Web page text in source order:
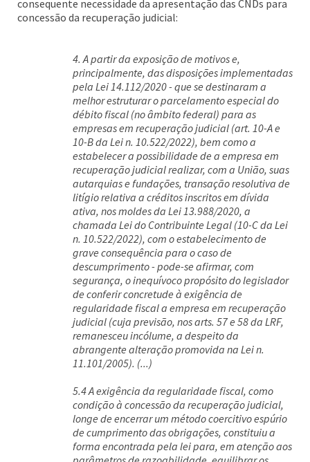
consequente necessidade da apresentação das CNDs para
concessão da recuperação judicial:
4. A partir da exposição de motivos e,
principalmente, das disposições implementadas
pela Lei 14.112/2020 - que se destinaram a
melhor estruturar o parcelamento especial do
débito fiscal (no âmbito federal) para as
empresas em recuperação judicial (art. 10-A e
10-B da Lei n. 10.522/2022), bem como a
estabelecer a possibilidade de a empresa em
recuperação judicial realizar, com a União, suas
autarquias e fundações, transação resolutiva de
litígio relativa a créditos inscritos em dívida
ativa, nos moldes da Lei 13.988/2020, a
chamada Lei do Contribuinte Legal (10-C da Lei
n. 10.522/2022), com o estabelecimento de
grave consequência para o caso de
descumprimento - pode-se afirmar, com
segurança, o inequívoco propósito do legislador
de conferir concretude à exigência de
regularidade fiscal a empresa em recuperação
judicial (cuja previsão, nos arts. 57 e 58 da LRF,
remanesceu incólume, a despeito da
abrangente alteração promovida na Lei n.
11.101/2005). (...)
5.4 A exigência da regularidade fiscal, como
condição à concessão da recuperação judicial,
longe de encerrar um método coercitivo espúrio
de cumprimento das obrigações, constituiu a
forma encontrada pela lei para, em atenção aos